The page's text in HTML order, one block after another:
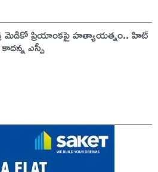
మెడికో ప్రియాంకపై హత్యాయత్నం.. హిట్
ఎస్పీ